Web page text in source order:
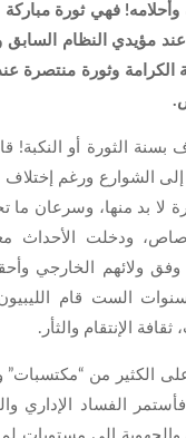
فهي ثورة مباركة
مؤيدي النظام السابق
الكرامة وثورة منتصرة
بسنة الثورة أو النكبة!
إلى الشوارع ورغم
لا بد منها، وسرعان ما
ودخلت الأحداث
وفق ولائهم الخارجي
الست قام الليبيون
ثقافة الإنتقام والثأر.
الكثير من “مكتسبات”
فأستمر الفساد الإداري